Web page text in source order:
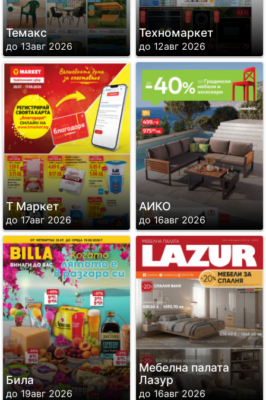
Темакс
до 13авг 2026
Техномаркет
до 12авг 2026
Т Маркет
до 17авг 2026
АИКО
до 16авг 2026
Била
до 19авг 2026
Мебелна палата
Лазур
до 16авг 2026